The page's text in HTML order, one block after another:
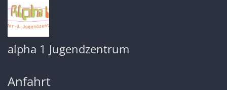
alpha 1 Jugendzentrum
Anfahrt